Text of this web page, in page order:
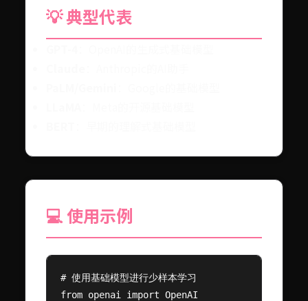
💡 典型代表
💻 使用示例
# 使用基础模型进行少样本学习
from openai import OpenAI